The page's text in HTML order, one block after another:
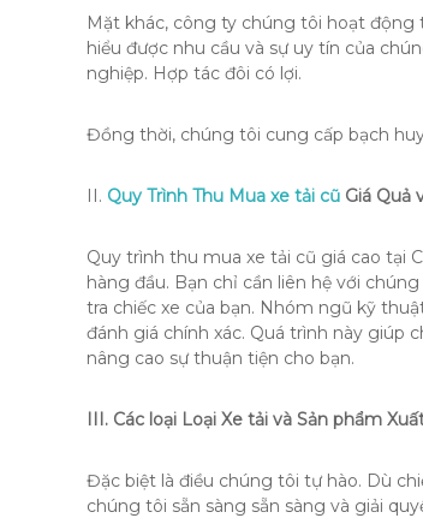
Mặt khác, công ty chúng tôi hoạt
hiểu được nhu cầu và sự uy tín của
nghiệp. Hợp tác đôi có lợi.
Đồng thời, chúng tôi cung cấp bạch
II. Quy Trình Thu Mua xe tải cũ Giá Quả
Quy trình thu mua xe tải cũ giá cao tại
hàng đầu. Bạn chỉ cần liên hệ với
tra chiếc xe của bạn. Nhóm ngũ kỹ
đánh giá chính xác. Quá trình này giúp
nâng cao sự thuận tiện cho bạn.
III. Các loại Loại Xe tải và Sản phẩm
Đặc biệt là điều chúng tôi tự hào. Dù
chúng tôi sẵn sàng sẵn sàng và giải